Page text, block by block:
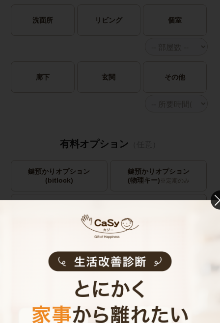
洗面所 リビング 個室
廊下 玄関 その他
有料オプション
鍵預かりオプション
(bitlock)
鍵預かりオプション
(物理キー) ※定期のみ
お見積り内容